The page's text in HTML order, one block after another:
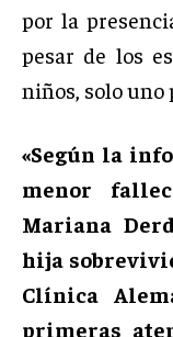
por la
pesar de los
niños, solo uno
«Según la
menor
Mariana
hija
Clínica
primeras